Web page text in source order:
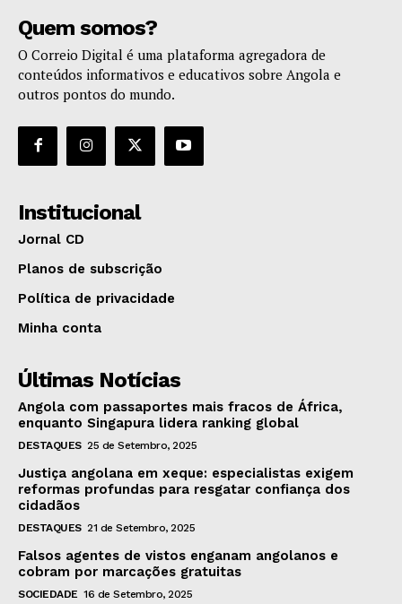
Quem somos?
O Correio Digital é uma plataforma agregadora de
conteúdos informativos e educativos sobre Angola e
outros pontos do mundo.
Institucional
Jornal CD
Planos de subscrição
Política de privacidade
Minha conta
Últimas Notícias
Angola com passaportes mais fracos de África,
enquanto Singapura lidera ranking global
DESTAQUES 25 de Setembro, 2025
Justiça angolana em xeque: especialistas exigem
reformas profundas para resgatar confiança dos
cidadãos
DESTAQUES 21 de Setembro, 2025
Falsos agentes de vistos enganam angolanos e
cobram por marcações gratuitas
SOCIEDADE 16 de Setembro, 2025